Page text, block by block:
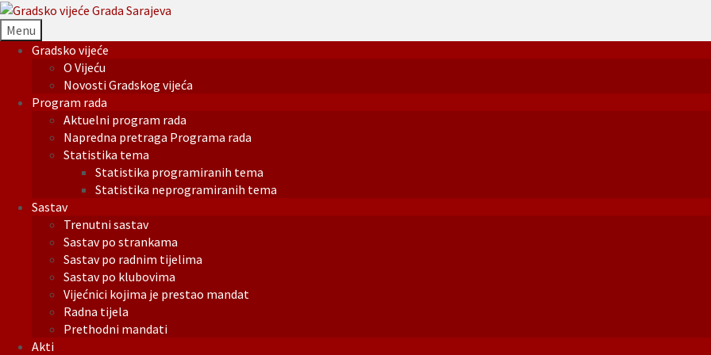
Menu
Gradsko vijeće
O Vijeću
Novosti Gradskog vijeća
Program rada
Aktuelni program rada
Napredna pretraga Programa rada
Statistika tema
Statistika programiranih tema
Statistika neprogramiranih tema
Sastav
Trenutni sastav
Sastav po strankama
Sastav po radnim tijelima
Sastav po klubovima
Vijećnici kojima je prestao mandat
Radna tijela
Prethodni mandati
Akti